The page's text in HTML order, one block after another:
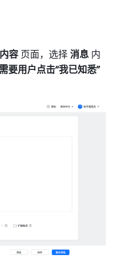
容 页面，选择 消息 内
需要用户点击“我已知悉”